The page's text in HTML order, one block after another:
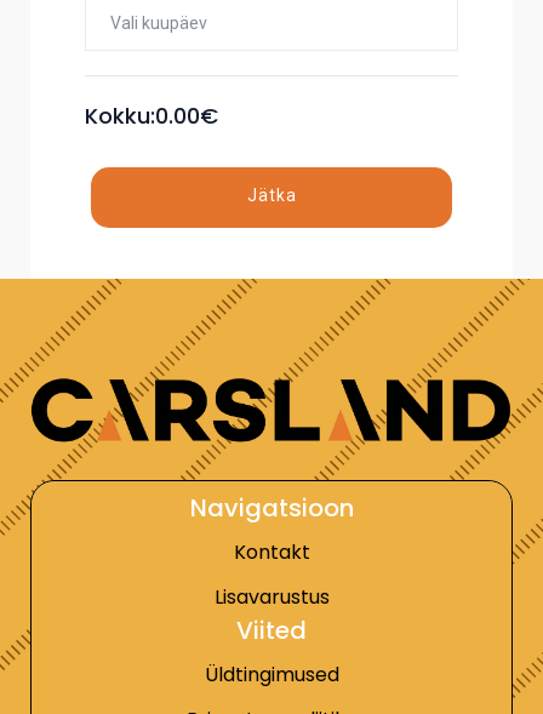
Kokku:0.00€
Jätka
Navigatsioon
Kontakt
Lisavarustus
Viited
Üldtingimused